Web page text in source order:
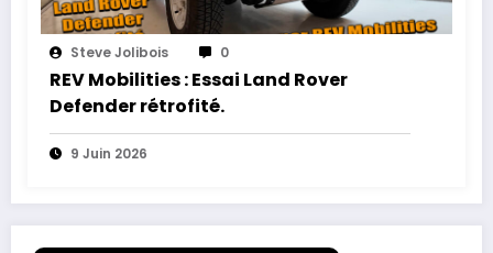
Steve Jolibois 0
REV Mobilities : Essai Land Rover
Defender rétrofité.
9 Juin 2026